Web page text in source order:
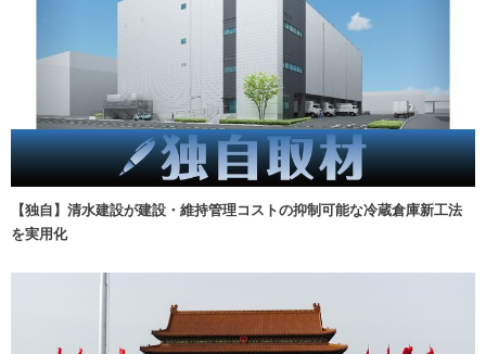
【独自】清水建設が建設・維持管理コストの抑制可能な冷蔵倉庫新工法
を実用化